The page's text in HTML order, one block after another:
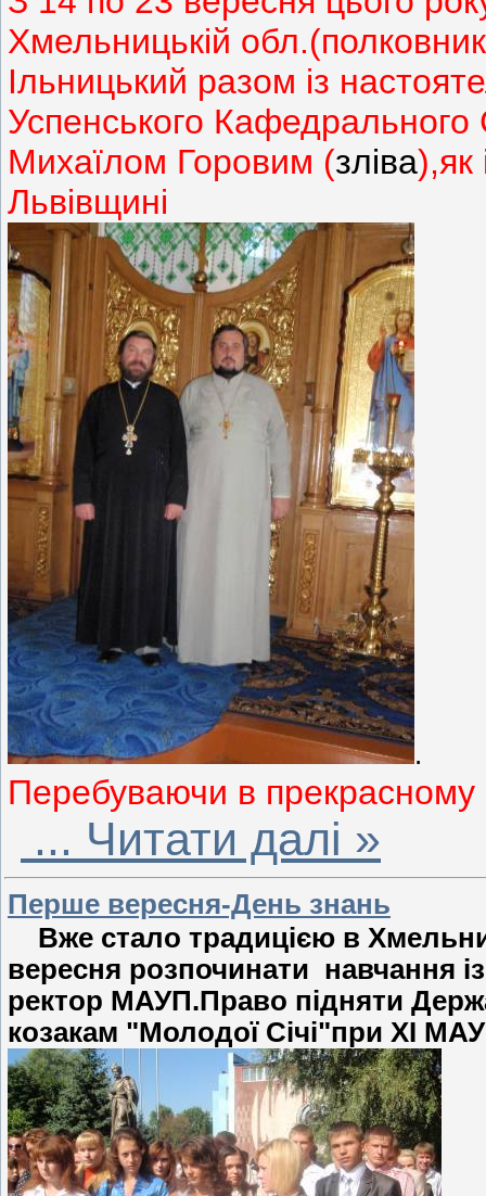
Хмельницькій
Ільницький разом із
Успенського Кафедрального
Михаїлом Горовим (зліва),як
Львівщині
.
Перебуваючи в прекрасному
... Читати далі »
Перше вересня-День знань
Вже стало традицією в
вересня розпочинати навчання
ректор МАУП.Право підняти
козакам "Молодої Січі"при ХІ